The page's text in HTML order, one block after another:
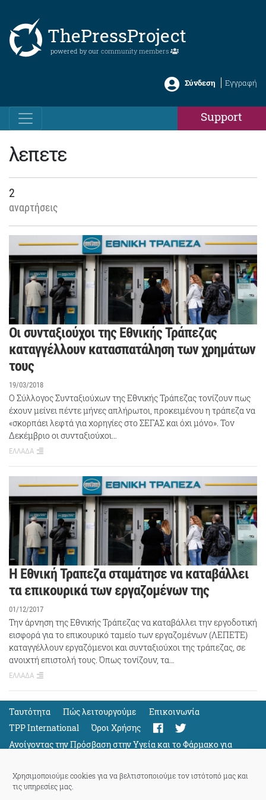
Χρησιμοποιούμε cookies για να βελτιστοποιούμε τον ιστότοπό μας και
τις υπηρεσίες μας.
ThePressProject
powered by our community members
Σύνδεση Εγγραφή
Support
λεπετε
2
αναρτήσεις
Οι συνταξιούχοι της Εθνικής Τράπεζας
καταγγέλλουν κατασπατάληση των χρημάτων
τους
19/03/2018
Ο Σύλλογος Συνταξιούχων της Εθνικής Τράπεζας τονίζουν πως
έχουν μείνει πέντε μήνες απλήρωτοι, προκειμένου η τράπεζα να
«σκορπάει λεφτά για χορηγίες στο ΣΕΓΑΣ και όχι μόνο». Τον
Δεκέμβριο οι συνταξιούχοι…
ΕΛΛΑΔΑ
Η Εθνική Τραπεζα σταμάτησε να καταβάλλει
τα επικουρικά των εργαζομένων της
01/12/2017
Την άρνηση της Εθνικής Τράπεζας να καταβάλλει την εργοδοτική
εισφορά για το επικουρικό ταμείο των εργαζομένων (ΛΕΠΕΤΕ)
καταγγέλλουν εργαζόμενοι και συνταξιούχοι της τράπεζας, σε
ανοιχτή επιστολή τους. Όπως τονίζουν, τα…
ΕΛΛΑΔΑ
Ταυτότητα Πώς λειτουργούμε
Eπικοινωνία
TPP International
Όροι Χρήσης
Ανοίγοντας την Πρόσβαση στην Υγεία και το Φάρμακο για
Όλους
Support